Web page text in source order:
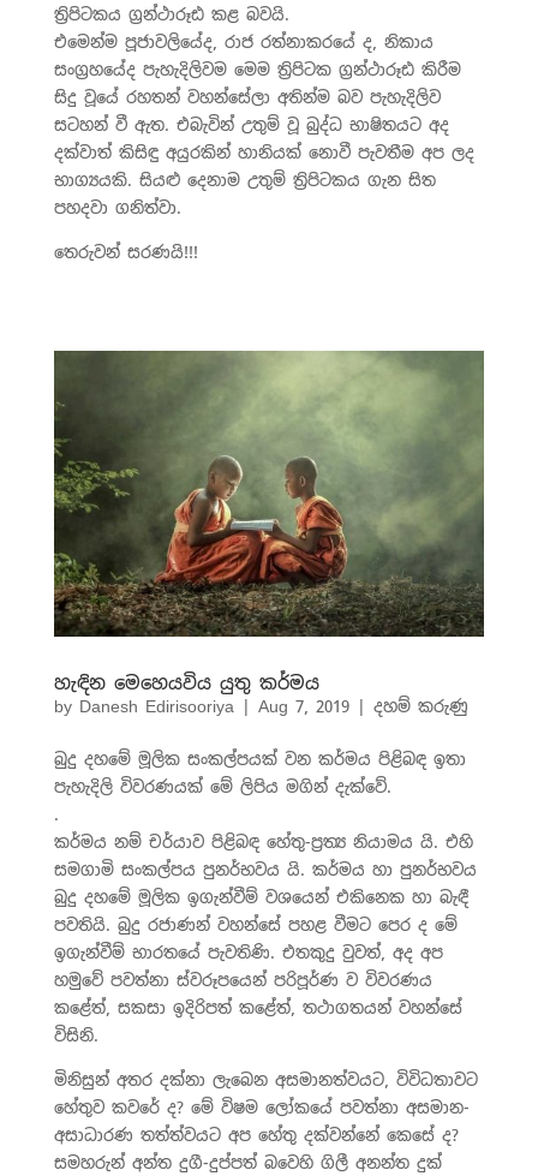
ත‍්‍රිපිටකය ග‍්‍රන්ථාරූඪ කළ බවයි.
එමෙන්ම පූජාවලියේද, රාජ රත්නාකරයේ ද, නිකාය
සංග‍්‍රහයේද පැහැදිලිවම මෙම ත‍්‍රිපිටක ග‍්‍රන්ථාරූඪ කිරීම
සිදු වූයේ රහතන් වහන්සේලා අතින්ම බව පැහැදිලිව
සටහන් වී ඇත. එබැවින් උතුම් වූ බුද්ධ භාෂිතයට අද
දක්වාත් කිසිඳු අයුරකින් හානියක් නොවී පැවතීම අප ලද
භාග්‍යයකි. සියළු දෙනාම උතුම් ත‍්‍රිපිටකය ගැන සිත
පහදවා ගනිත්වා.
තෙරුවන් සරණයි!!!
හැඳින මෙහෙයවිය යුතු කර්මය
by Danesh Edirisooriya| Aug 7, 2019| දහම් කරුණු
බුදු දහමේ මූලික සංකල්පයක් වන කර්මය පිළිබඳ ඉතා
පැහැදිලි විවරණයක් මේ ලිපිය මගින් දැක්වේ.
.
කර්මය නම් චර්යාව පිළිබඳ හේතු-ප්‍රත්‍ය නියාමය යි. එහි
සමගාමි සංකල්පය පුනර්භවය යි. කර්මය හා පුනර්භවය
බුදු දහමේ මූලික ඉගැන්වීම් වශයෙන් එකිනෙක හා බැඳී
පවතියි. බුදු රජාණන් වහන්සේ පහළ වීමට පෙර ද මේ
ඉගැන්වීම් භාරතයේ පැවතිණි. එතකුදු වුවත්, අද අප
හමුවේ පවත්නා ස්වරූපයෙන් පරිපූර්ණ ව විවරණය
කළේත්, සකසා ඉදිරිපත් කළේත්, තථාගතයන් වහන්සේ
විසිනි.
මිනිසුන් අතර දක්නා ලැබෙන අසමානත්වයට, විවිධතාවට
හේතුව කවරේ ද? මේ විෂම ලෝකයේ පවත්නා අසමාන-
අසාධාරණ තත්ත්වයට අප හේතු දක්වන්නේ කෙසේ ද?
සමහරුන් අන්ත දුගී-දුප්පත් බවෙහි ගිලී අනන්ත දුක්